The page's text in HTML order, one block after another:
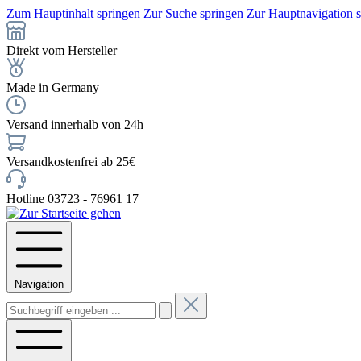
Zum Hauptinhalt springen Zur Suche springen Zur Hauptnavigation
Direkt vom Hersteller
Made in Germany
Versand innerhalb von 24h
Versandkostenfrei ab 25€
Hotline 03723 - 76961 17
Navigation